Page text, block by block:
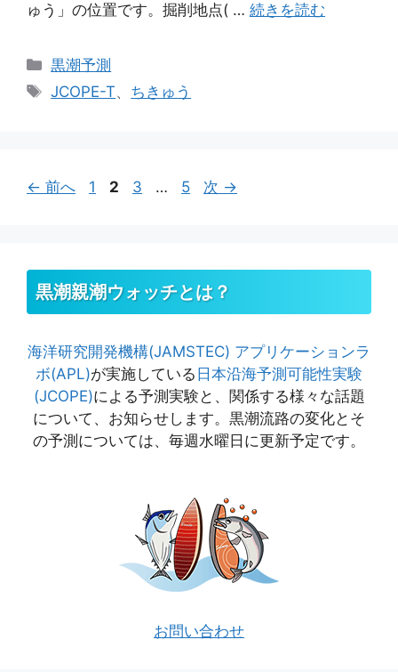
ゅう」の位置です。掘削地点( … 続きを読む
カ
テ
黒潮予測
タ
JCOPE-T、 ちきゅう
← 前へ
ペ
1
ペ
2
ペ
3 …
ペ
5 次 →
黒潮親潮ウォッチとは？
海洋研究開発機構(JAMSTEC) アプリケーションラ
ボ(APL)が実施している 日本沿海予測可能性実験
(JCOPE)による予測実験と、関係する様々な話題
について、お知らせします。黒潮流路の変化とそ
の予測については、毎週水曜日に更新予定です。
お問い合わせ